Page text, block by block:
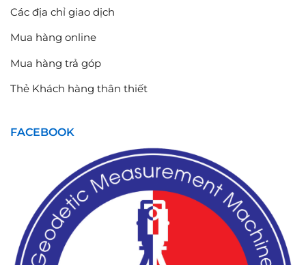
Các địa chỉ giao dịch
Mua hàng online
Mua hàng trả góp
Thẻ Khách hàng thân thiết
FACEBOOK